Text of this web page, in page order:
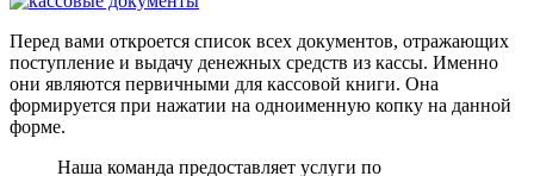
Перед вами откроется список всех документов, отражающих
поступление и выдачу денежных средств из кассы. Именно
они являются первичными для кассовой книги. Она
формируется при нажатии на одноименную копку на данной
форме.
Наша команда предоставляет услуги по